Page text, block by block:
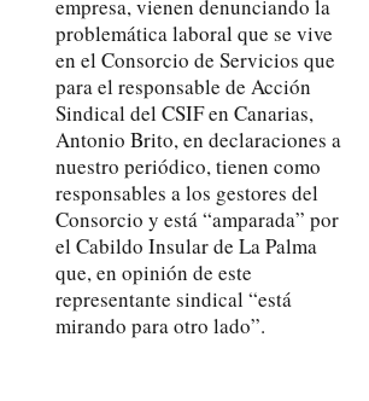
empresa, vienen denunciando la
problemática laboral que se vive
en el Consorcio de Servicios que
para el responsable de Acción
Sindical del CSIF en Canarias,
Antonio Brito, en declaraciones a
nuestro periódico, tienen como
responsables a los gestores del
Consorcio y está “amparada” por
el Cabildo Insular de La Palma
que, en opinión de este
representante sindical “está
mirando para otro lado”.